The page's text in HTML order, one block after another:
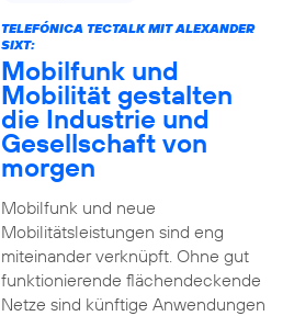
TELEFÓNICA TECTALK MIT ALEXANDER
SIXT:
Mobilfunk und
Mobilität gestalten
die Industrie und
Gesellschaft von
morgen
Mobilfunk und neue
Mobilitätsleistungen sind eng
miteinander verknüpft. Ohne gut
funktionierende flächendeckende
Netze sind künftige Anwendungen